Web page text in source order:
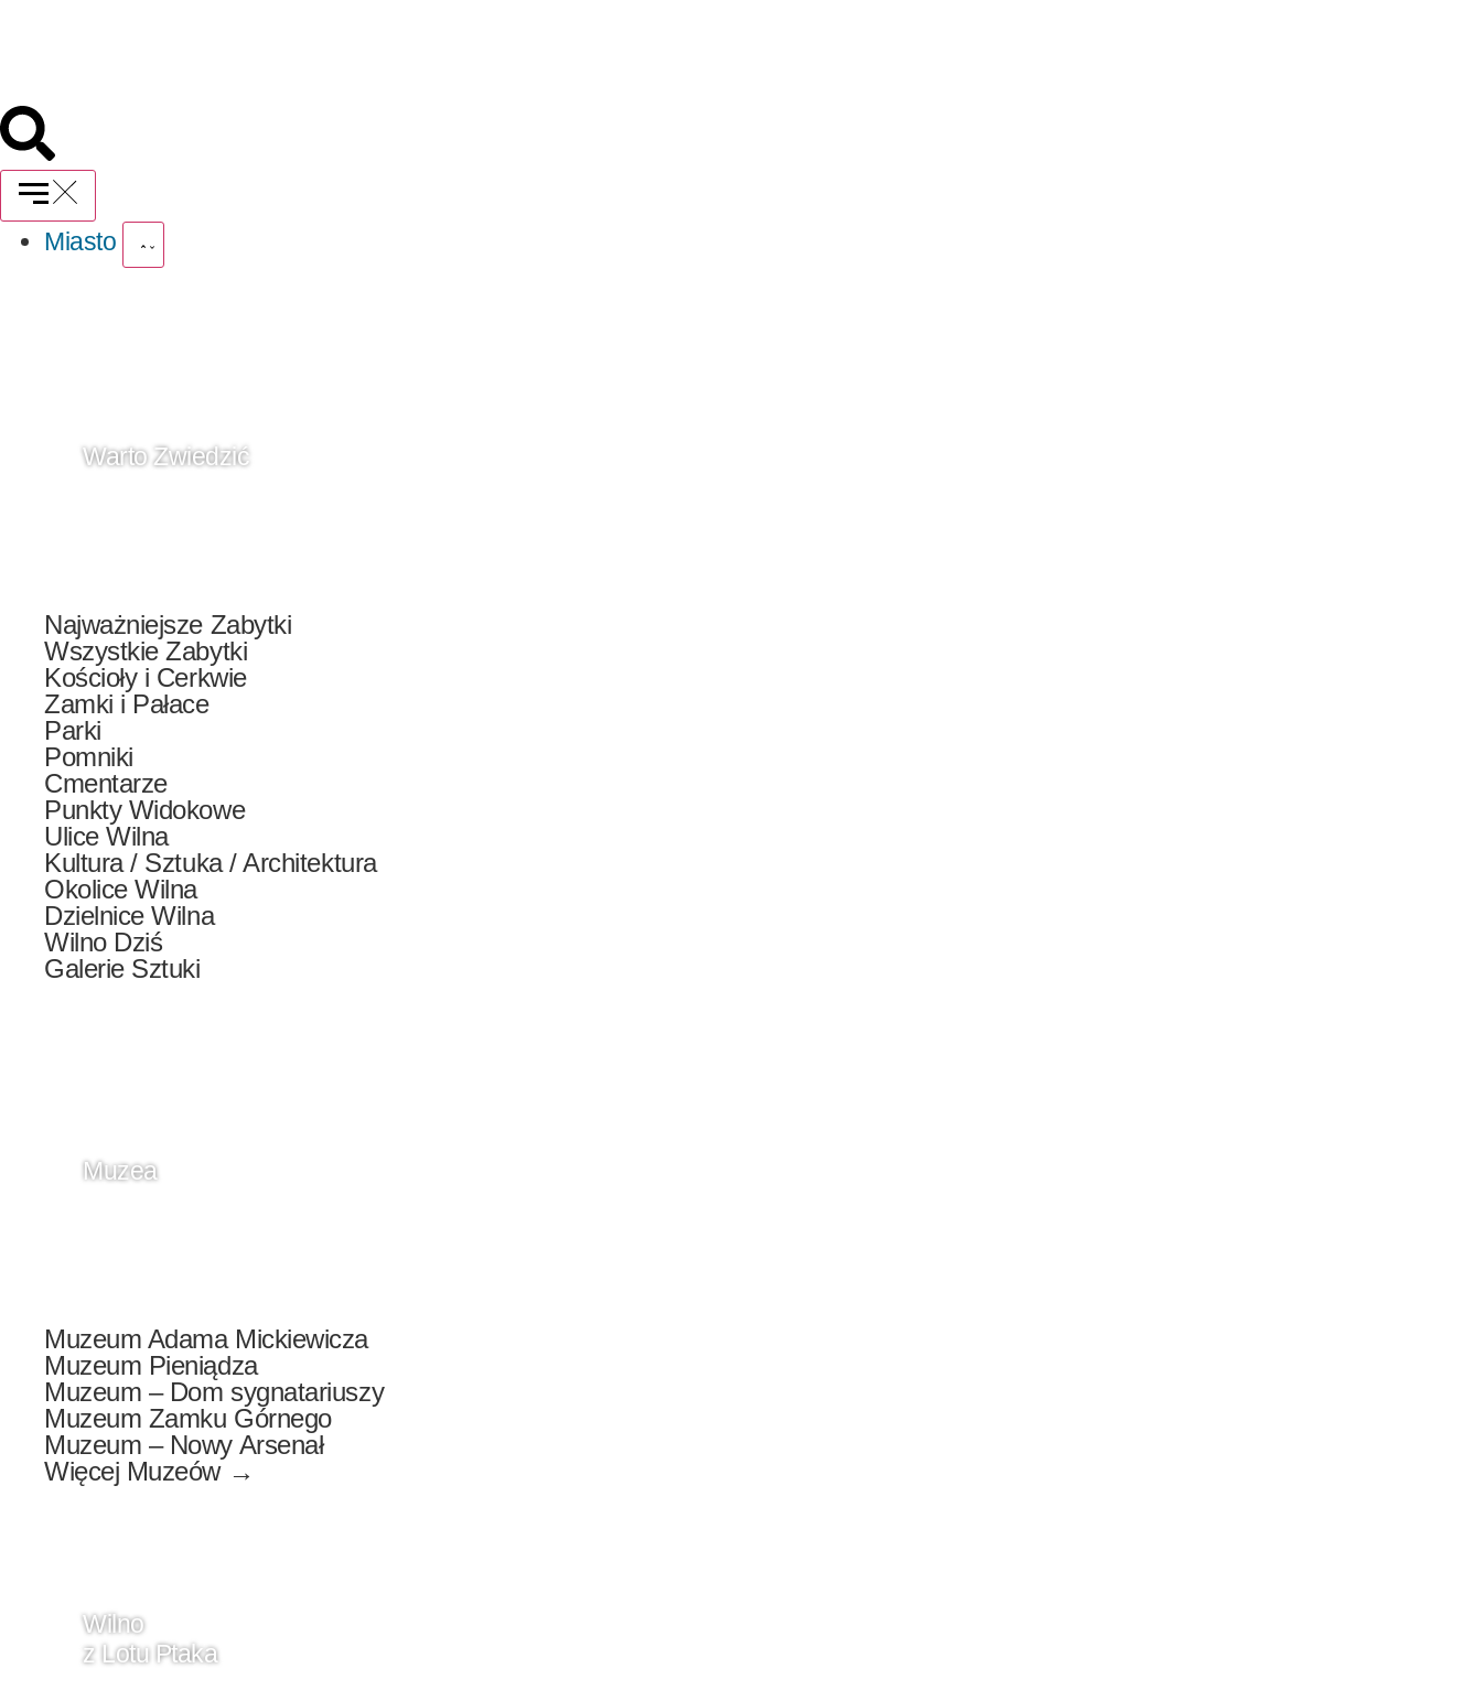
Miasto
Warto Zwiedzić
Najważniejsze Zabytki
Wszystkie Zabytki
Kościoły i Cerkwie
Zamki i Pałace
Parki
Pomniki
Cmentarze
Punkty Widokowe
Ulice Wilna
Kultura / Sztuka / Architektura
Okolice Wilna
Dzielnice Wilna
Wilno Dziś
Galerie Sztuki
Muzea
Muzeum Adama Mickiewicza
Muzeum Pieniądza
Muzeum – Dom sygnatariuszy
Muzeum Zamku Górnego
Muzeum – Nowy Arsenał
Więcej Muzeów →
Wilno
z Lotu Ptaka